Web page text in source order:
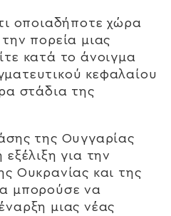
οποιαδήποτε χώρα
πορεία μιας
κατά το άνοιγμα
κεφαλαίου
στάδια της
της Ουγγαρίας
για την
Ουκρανίας και της
μπορούσε να
μιας νέας